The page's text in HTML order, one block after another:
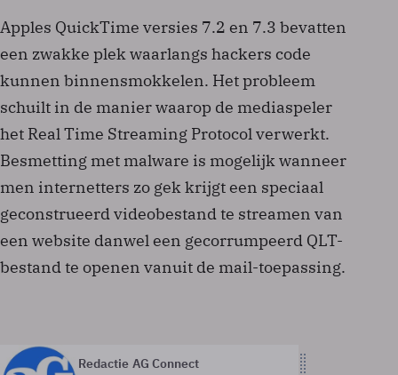
Apples QuickTime versies 7.2 en 7.3 bevatten
een zwakke plek waarlangs hackers code
kunnen binnensmokkelen. Het probleem
schuilt in de manier waarop de mediaspeler
het Real Time Streaming Protocol verwerkt.
Besmetting met malware is mogelijk wanneer
men internetters zo gek krijgt een speciaal
geconstrueerd videobestand te streamen van
een website danwel een gecorrumpeerd QLT-
bestand te openen vanuit de mail-toepassing.
Redactie AG Connect